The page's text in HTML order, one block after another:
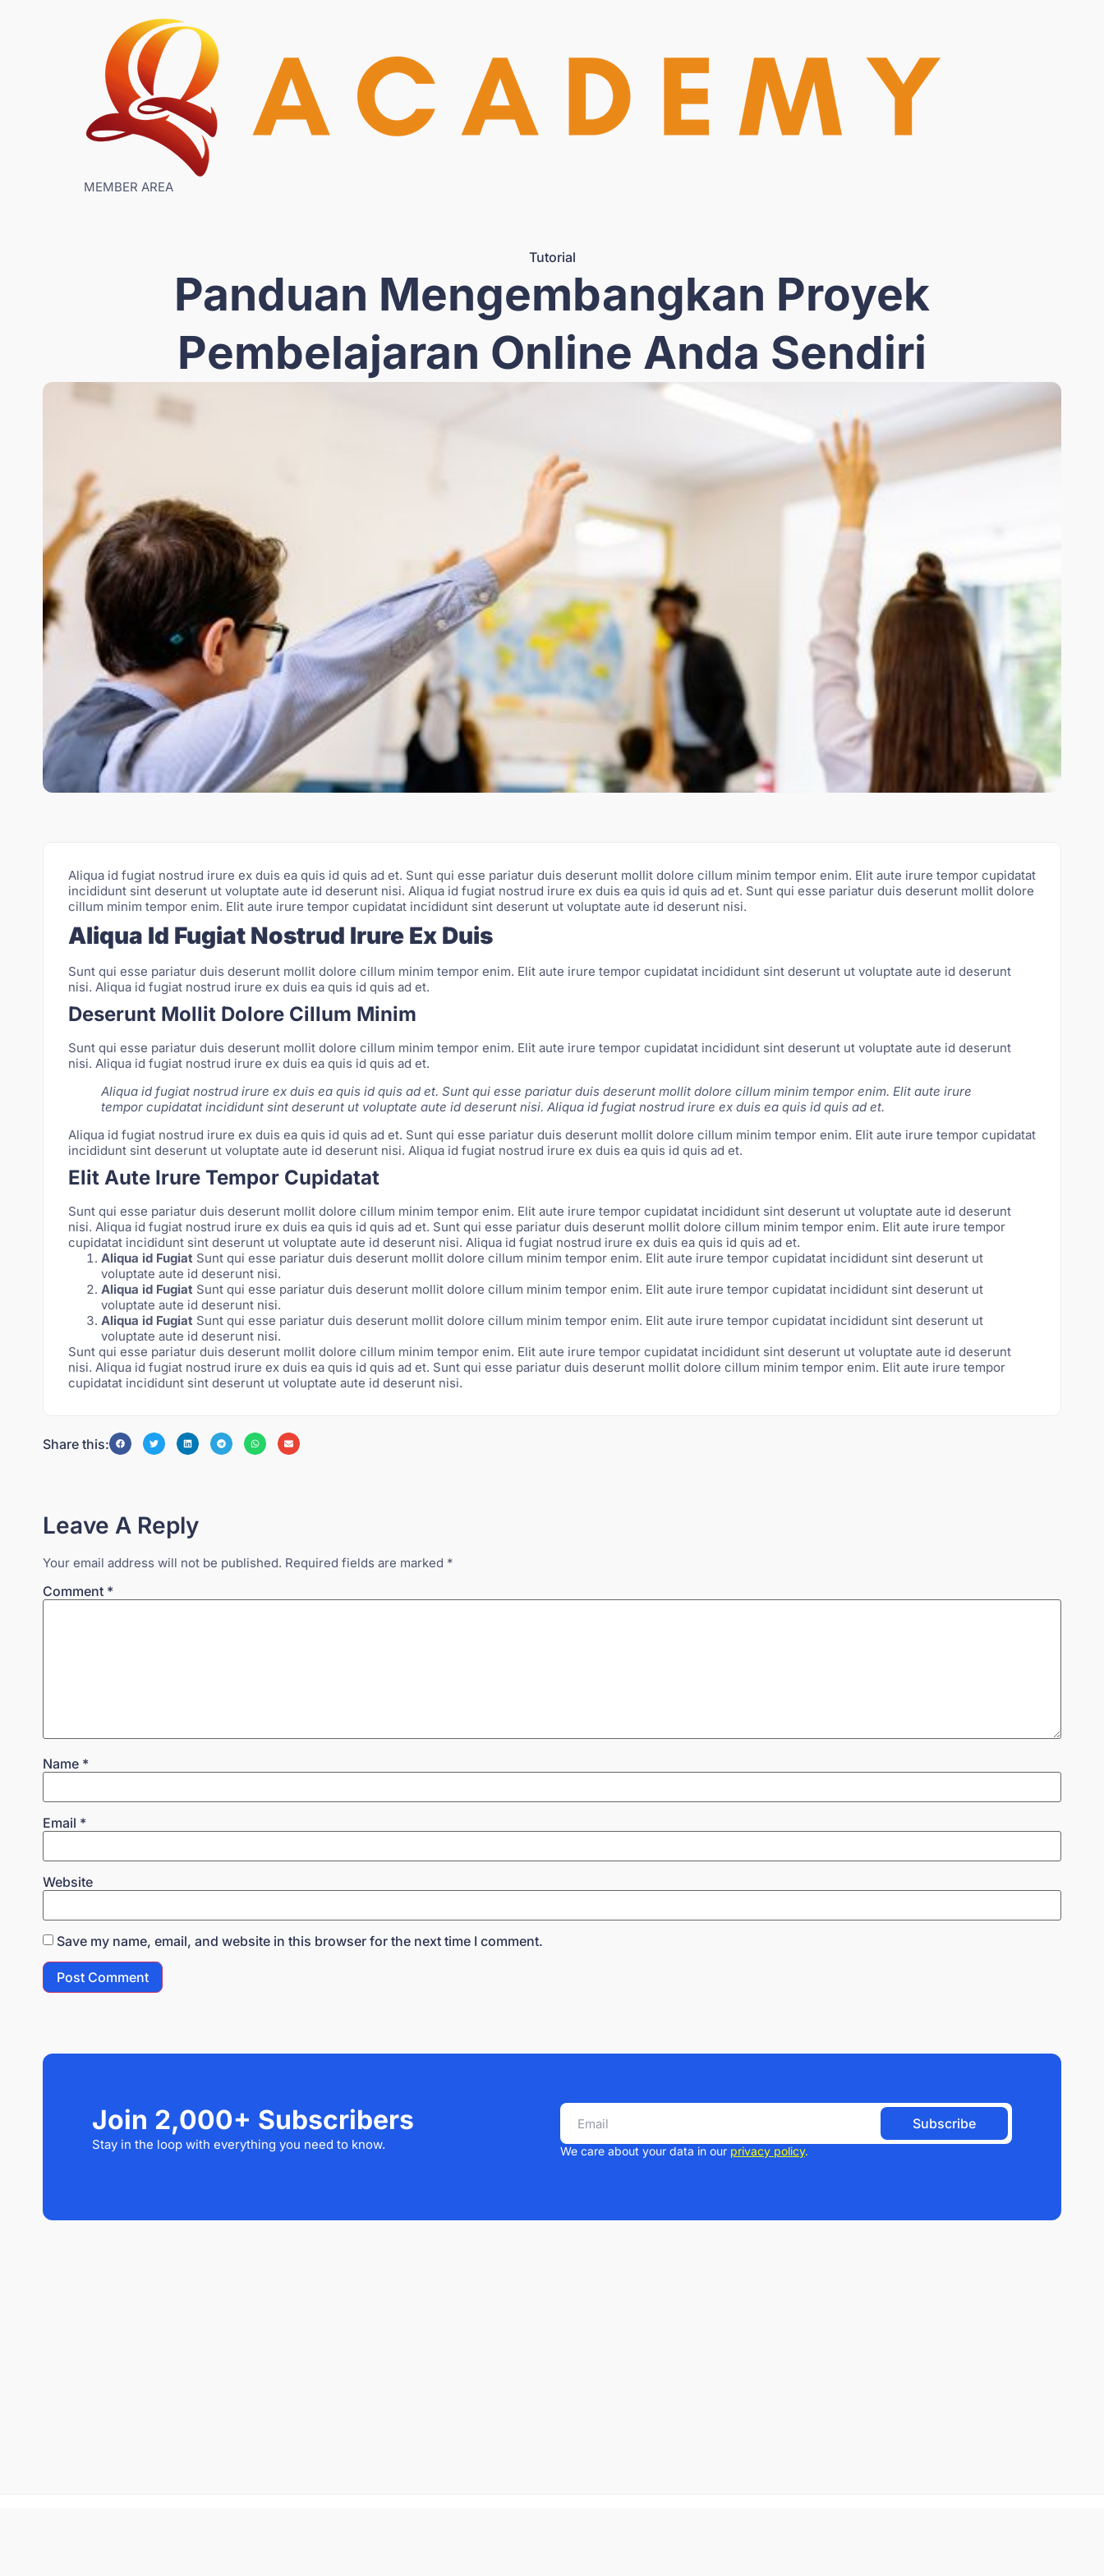
MEMBER AREA
Tutorial
Panduan Mengembangkan Proyek
Pembelajaran Online Anda Sendiri
Aliqua id fugiat nostrud irure ex duis ea quis id quis ad et. Sunt qui esse pariatur duis deserunt mollit dolore cillum minim tempor enim. Elit aute irure tempor cupidatat
incididunt sint deserunt ut voluptate aute id deserunt nisi. Aliqua id fugiat nostrud irure ex duis ea quis id quis ad et. Sunt qui esse pariatur duis deserunt mollit dolore
cillum minim tempor enim. Elit aute irure tempor cupidatat incididunt sint deserunt ut voluptate aute id deserunt nisi.
Aliqua Id Fugiat Nostrud Irure Ex Duis
Sunt qui esse pariatur duis deserunt mollit dolore cillum minim tempor enim. Elit aute irure tempor cupidatat incididunt sint deserunt ut voluptate aute id deserunt
nisi. Aliqua id fugiat nostrud irure ex duis ea quis id quis ad et.
Deserunt Mollit Dolore Cillum Minim
Sunt qui esse pariatur duis deserunt mollit dolore cillum minim tempor enim. Elit aute irure tempor cupidatat incididunt sint deserunt ut voluptate aute id deserunt
nisi. Aliqua id fugiat nostrud irure ex duis ea quis id quis ad et.
Aliqua id fugiat nostrud irure ex duis ea quis id quis ad et. Sunt qui esse pariatur duis deserunt mollit dolore cillum minim tempor enim. Elit aute irure
tempor cupidatat incididunt sint deserunt ut voluptate aute id deserunt nisi. Aliqua id fugiat nostrud irure ex duis ea quis id quis ad et.
Aliqua id fugiat nostrud irure ex duis ea quis id quis ad et. Sunt qui esse pariatur duis deserunt mollit dolore cillum minim tempor enim. Elit aute irure tempor cupidatat
incididunt sint deserunt ut voluptate aute id deserunt nisi. Aliqua id fugiat nostrud irure ex duis ea quis id quis ad et.
Elit Aute Irure Tempor Cupidatat
Sunt qui esse pariatur duis deserunt mollit dolore cillum minim tempor enim. Elit aute irure tempor cupidatat incididunt sint deserunt ut voluptate aute id deserunt
nisi. Aliqua id fugiat nostrud irure ex duis ea quis id quis ad et. Sunt qui esse pariatur duis deserunt mollit dolore cillum minim tempor enim. Elit aute irure tempor
cupidatat incididunt sint deserunt ut voluptate aute id deserunt nisi. Aliqua id fugiat nostrud irure ex duis ea quis id quis ad et.
Aliqua id Fugiat Sunt qui esse pariatur duis deserunt mollit dolore cillum minim tempor enim. Elit aute irure tempor cupidatat incididunt sint deserunt ut
voluptate aute id deserunt nisi.
Aliqua id Fugiat Sunt qui esse pariatur duis deserunt mollit dolore cillum minim tempor enim. Elit aute irure tempor cupidatat incididunt sint deserunt ut
voluptate aute id deserunt nisi.
Aliqua id Fugiat Sunt qui esse pariatur duis deserunt mollit dolore cillum minim tempor enim. Elit aute irure tempor cupidatat incididunt sint deserunt ut
voluptate aute id deserunt nisi.
Sunt qui esse pariatur duis deserunt mollit dolore cillum minim tempor enim. Elit aute irure tempor cupidatat incididunt sint deserunt ut voluptate aute id deserunt
nisi. Aliqua id fugiat nostrud irure ex duis ea quis id quis ad et. Sunt qui esse pariatur duis deserunt mollit dolore cillum minim tempor enim. Elit aute irure tempor
cupidatat incididunt sint deserunt ut voluptate aute id deserunt nisi.
Share this:
Leave A Reply
Your email address will not be published. Required fields are marked *
Comment *
Name *
Email *
Website
Save my name, email, and website in this browser for the next time I comment.
Join 2,000+ Subscribers
Stay in the loop with everything you need to know.
Subscribe
We care about your data in our privacy policy.